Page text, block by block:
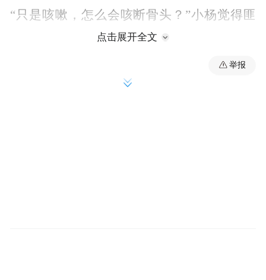
“只是咳嗽，怎么会咳断骨头？”小杨觉得匪
点击展开全文
举报